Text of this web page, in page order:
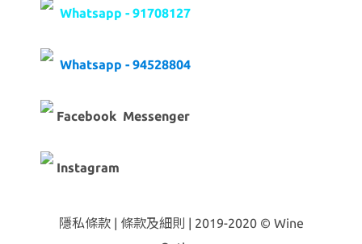
Whatsapp - 91708127
Whatsapp - 94528804
Facebook Messenger
Instagram
隱私條款 | 條款及細則 | 2019-2020 © Wine